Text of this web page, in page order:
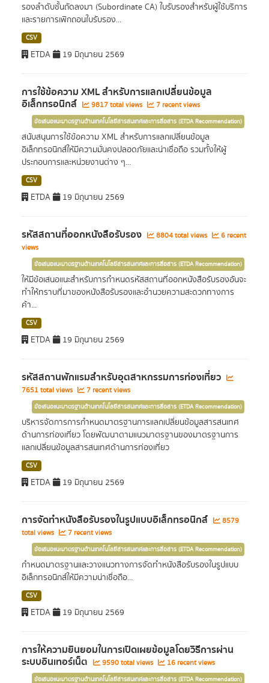
รองลำดับชั้นถัดลงมา (Subordinate CA) ใบรับรองสำหรับผู้ใช้บริการ
และรายการเพิกถอนใบรับรอง...
CSV
ETDA 19 มิถุนายน 2569
การใช้ข้อความ XML สำหรับการแลกเปลี่ยนข้อมูล
อิเล็กทรอนิกส์ 9817 total views 7 recent views
ข้อเสนอแนะมาตรฐานด้านเทคโนโลยีสารสนเทศและการสื่อสาร (ETDA Recommendation)
สนับสนุนการใช้ข้อความ XML สำหรับการแลกเปลี่ยนข้อมูล
อิเล็กทรอนิกส์ให้มีความมั่นคงปลอดภัยและน่าเชื่อถือ รวมทั้งให้ผู้
ประกอบการและหน่วยงานต่าง ๆ...
CSV
ETDA 19 มิถุนายน 2569
รหัสสถานที่ออกหนังสือรับรอง 8804 total views
6 recent
views
ข้อเสนอแนะมาตรฐานด้านเทคโนโลยีสารสนเทศและการสื่อสาร (ETDA Recommendation)
ให้มีข้อเสนอแนะสำหรับการกำหนดรหัสสถานที่ออกหนังสือรับรองอันจะ
ทำให้ทราบที่มาของหนังสือรับรองและอำนวยความสะดวกทางการ
ค้า...
CSV
ETDA 19 มิถุนายน 2569
รหัสสถานพักแรมสำหรับอุตสาหกรรมการท่องเที่ยว
7651 total views 7 recent views
ข้อเสนอแนะมาตรฐานด้านเทคโนโลยีสารสนเทศและการสื่อสาร (ETDA Recommendation)
บริหารจัดการการกำหนดมาตรฐานการแลกเปลี่ยนข้อมูลสารสนเทศ
ด้านการท่องเที่ยว โดยพัฒนาตามแนวมาตรฐานของมาตรฐานการ
แลกเปลี่ยนข้อมูลสารสนเทศด้านการท่องเที่ยว
CSV
ETDA 19 มิถุนายน 2569
การจัดทำหนังสือรับรองในรูปแบบอิเล็กทรอนิกส์
8579
total views
7 recent views
ข้อเสนอแนะมาตรฐานด้านเทคโนโลยีสารสนเทศและการสื่อสาร (ETDA Recommendation)
กำหนดมาตรฐานและวางแนวทางการจัดทำหนังสือรับรองในรูปแบบ
อิเล็กทรอนิกส์ให้มีความน่าเชื่อถือ...
CSV
ETDA 19 มิถุนายน 2569
การให้ความยินยอมในการเปิดเผยข้อมูลโดยวิธีการผ่าน
ระบบอินเทอร์เน็ต 9590 total views 16 recent views
ข้อเสนอแนะมาตรฐานด้านเทคโนโลยีสารสนเทศและการสื่อสาร (ETDA Recommendation)